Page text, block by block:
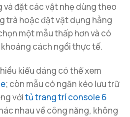
và đặt các vật nhẹ dùng theo
trà hoặc đặt vật dụng hằng
một mẫu thấp hơn và có
cách ngồi thực tế.
kiểu dáng có thể xem
; còn mẫu có ngăn kéo lưu trữ
vớitủ trang trí console 6
nhau về công năng, không